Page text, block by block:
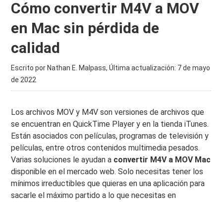
Cómo convertir M4V a MOV
en Mac sin pérdida de
calidad
Escrito por Nathan E. Malpass, Última actualización: 7 de mayo
de 2022
Los archivos MOV y M4V son versiones de archivos que
se encuentran en QuickTime Player y en la tienda iTunes.
Están asociados con películas, programas de televisión y
películas, entre otros contenidos multimedia pesados.
Varias soluciones le ayudan a convertir M4V a MOV Mac
disponible en el mercado web. Solo necesitas tener los
mínimos irreductibles que quieras en una aplicación para
sacarle el máximo partido a lo que necesitas en